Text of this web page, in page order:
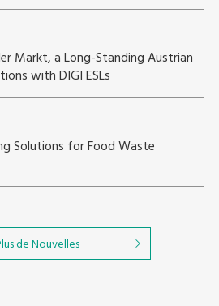
Markt, a Long-Standing Austrian
with DIGI ESLs
Solutions for Food Waste
de Nouvelles